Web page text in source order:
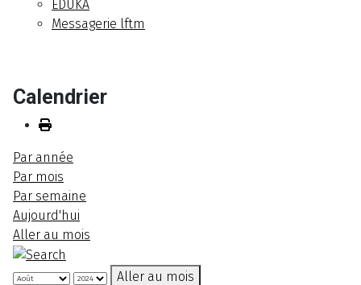
EDUKA
Messagerie lftm
Calendrier
Par année
Par mois
Par semaine
Aujourd'hui
Aller au mois
Aller au mois